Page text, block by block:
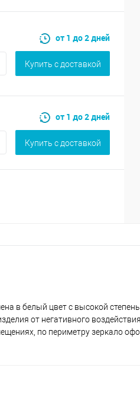
от 1 до 2 дней
Купить c доставкой
от 1 до 2 дней
Купить c доставкой
в белый цвет с высокой
от негативного
по периметру зеркало